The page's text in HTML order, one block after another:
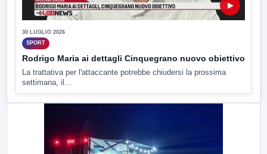
▶
30 LUGLIO 2026
SPORT
Rodrigo Maria ai dettagli Cinquegrano nuovo obiettivo
La trattativa per l'attaccante potrebbe chiudersi la prossima
settimana, il...